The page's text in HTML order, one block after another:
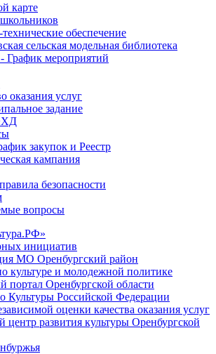
карте
обеспечение
сельская модельная библиотека
График мероприятий
оказания услуг
задание
закупок и Реестр
кампания
безопасности
вопросы
инициатив
МО Оренбургский район
культуре и молодежной политике
портал Оренбургской области
Культуры Российской Федерации
оценки качества оказания услуг
центр развития культуры Оренбургской